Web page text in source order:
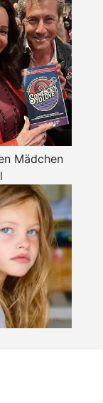
Mädchen